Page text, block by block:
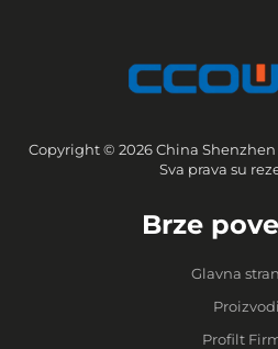
Copyright © 2026 China Shenzhen
Sva prava su
Brze
Glavna
Proizvodi
Profilt